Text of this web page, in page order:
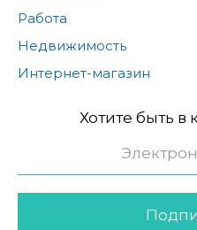
Работа
Недвижимость
Интернет-магазин
Хотите быть в